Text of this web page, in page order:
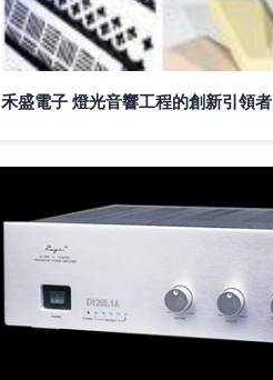
禾盛電子 燈光音響工程的創新引領者